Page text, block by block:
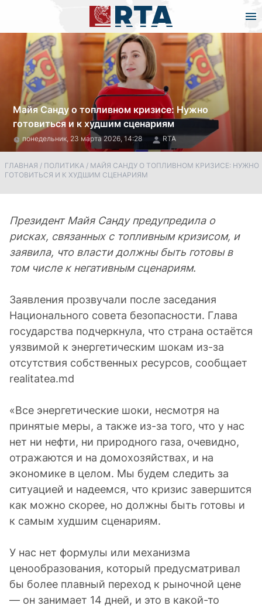
Майя Санду о топливном кризисе: Нужно
готовиться и к худшим сценариям
понедельник, 23 марта 2026, 14:28 RTA
ГЛАВНАЯ / ПОЛИТИКА / МАЙЯ САНДУ О ТОПЛИВНОМ КРИЗИСЕ: НУЖНО
ГОТОВИТЬСЯ И К ХУДШИМ СЦЕНАРИЯМ
Президент Майя Санду предупредила о
рисках, связанных с топливным кризисом, и
заявила, что власти должны быть готовы в
том числе к негативным сценариям.
Заявления прозвучали после заседания
Национального совета безопасности. Глава
государства подчеркнула, что страна остаётся
уязвимой к энергетическим шокам из-за
отсутствия собственных ресурсов, сообщает
realitatea.md
«Все энергетические шоки, несмотря на
принятые меры, а также из-за того, что у нас
нет ни нефти, ни природного газа, очевидно,
отражаются и на домохозяйствах, и на
экономике в целом. Мы будем следить за
ситуацией и надеемся, что кризис завершится
как можно скорее, но должны быть готовы и
к самым худшим сценариям.
У нас нет формулы или механизма
ценообразования, который предусматривал
бы более плавный переход к рыночной цене
— он занимает 14 дней, и это в какой-то